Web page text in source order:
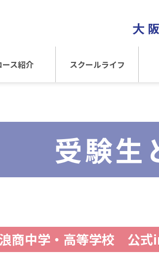
ース紹介 スクールライフ
受験生
浪商中学・高等学校 公式